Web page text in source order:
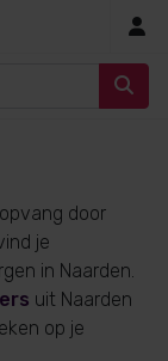
door
je
in Naarden.
uit Naarden
op je